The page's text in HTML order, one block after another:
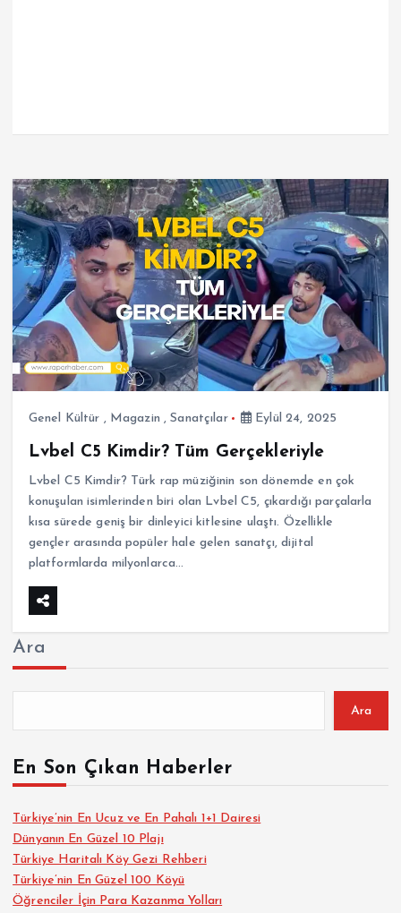
Genel Kültür , Magazin ,Sanatçılar Eylül 24, 2025
Lvbel C5 Kimdir? Tüm Gerçekleriyle
Lvbel C5 Kimdir? Türk rap müziğinin son dönemde en çok
konuşulan isimlerinden biri olan Lvbel C5, çıkardığı parçalarla
kısa sürede geniş bir dinleyici kitlesine ulaştı. Özellikle
gençler arasında popüler hale gelen sanatçı, dijital
platformlarda milyonlarca…
Ara
Ara
En Son Çıkan Haberler
Türkiye’nin En Ucuz ve En Pahalı 1+1 Dairesi
Dünyanın En Güzel 10 Plajı
Türkiye Haritalı Köy Gezi Rehberi
Türkiye’nin En Güzel 100 Köyü
Öğrenciler İçin Para Kazanma Yolları